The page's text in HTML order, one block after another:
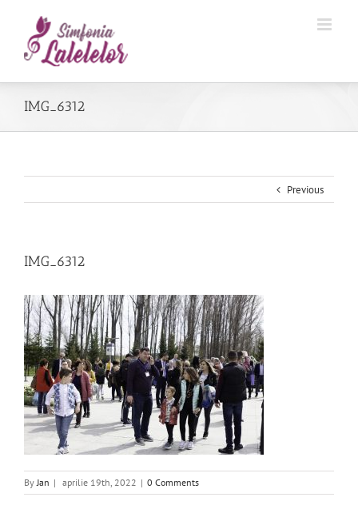
IMG_6312
Previous
IMG_6312
ByJan | aprilie 19th, 2022 | 0 Comments